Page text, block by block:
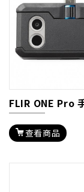
查看商品